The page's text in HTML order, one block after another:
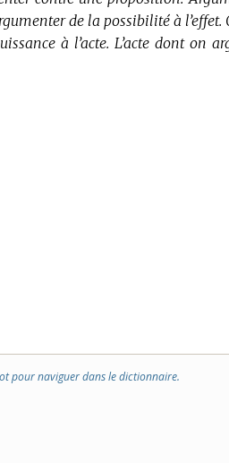
de la possibilité à
à l’acte. L’acte dont on
pour naviguer dans le dictionnaire.